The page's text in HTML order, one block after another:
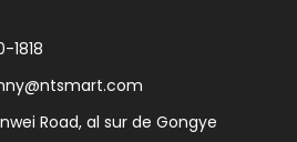
Road, al sur de Gongye